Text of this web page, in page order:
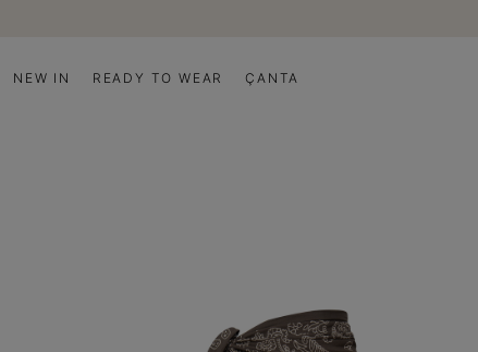
NEW IN READY TO WEAR ÇANTA